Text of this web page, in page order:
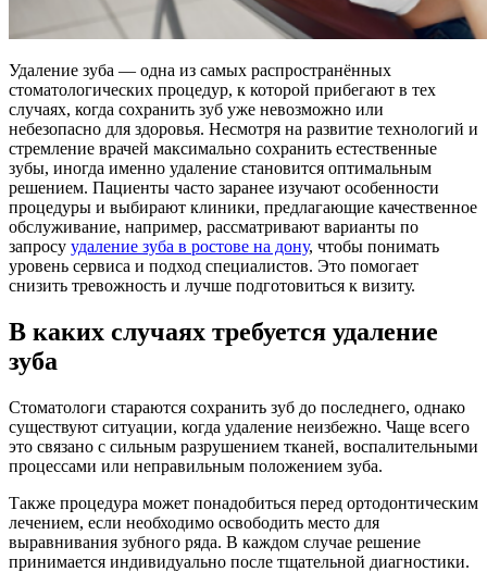
Удаление зуба — одна из самых распространённых
стоматологических процедур, к которой прибегают в тех
случаях, когда сохранить зуб уже невозможно или
небезопасно для здоровья. Несмотря на развитие технологий и
стремление врачей максимально сохранить естественные
зубы, иногда именно удаление становится оптимальным
решением. Пациенты часто заранее изучают особенности
процедуры и выбирают клиники, предлагающие качественное
обслуживание, например, рассматривают варианты по
запросу удаление зуба в ростове на дону, чтобы понимать
уровень сервиса и подход специалистов. Это помогает
снизить тревожность и лучше подготовиться к визиту.
В каких случаях требуется удаление
зуба
Стоматологи стараются сохранить зуб до последнего, однако
существуют ситуации, когда удаление неизбежно. Чаще всего
это связано с сильным разрушением тканей, воспалительными
процессами или неправильным положением зуба.
Также процедура может понадобиться перед ортодонтическим
лечением, если необходимо освободить место для
выравнивания зубного ряда. В каждом случае решение
принимается индивидуально после тщательной диагностики.